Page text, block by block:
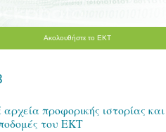
Ακολουθήστε το ΕΚΤ
προφορικής ιστορίας και
του ΕΚΤ